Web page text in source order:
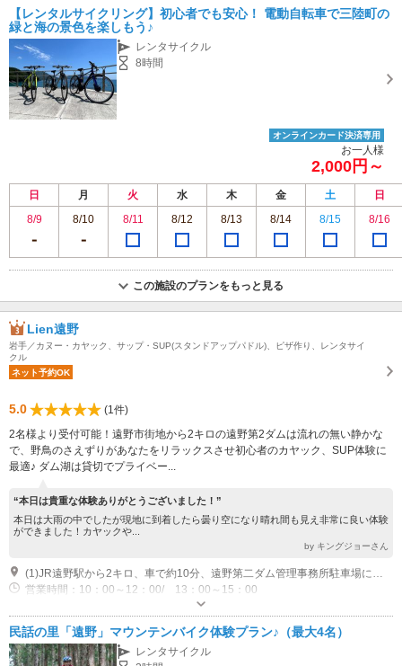
【レンタルサイクリング】初心者でも安心！ 電動自転車で三陸町の
緑と海の景色を楽しもう♪
レンタサイクル
8時間
オンラインカード決済専用
お一人様
2,000円～
日 月 火 水 木 金 土
日
8/9
8/10 8/11 8/12 8/13 8/14 8/15 8/16
この施設のプランをもっと見る
Lien遠野
岩手／カヌー・カヤック、サップ・SUP(スタンドアップパドル)、ピザ作り、レンタサイ
クル
ネット予約OK
5.0
(1件)
2名様より受付可能！遠野市街地から2キロの遠野第2ダムは流れの無い静かな
で、野鳥のさえずりがあなたをリラックスさせ初心者のカヤック、SUP体験に
最適♪ ダム湖は貸切でプライベー...
“本日は貴重な体験ありがとうございました！”
本日は大雨の中でしたが現地に到着したら曇り空になり晴れ間も見え非常に良い体験
ができました！カヤックや...
by キングジョーさん
(1)JR遠野駅から2キロ、車で約10分、遠野第二ダム管理事務所駐車場に現地集合。
営業時間：10：00～12：00/ 13：00～15：00
民話の里「遠野」マウンテンバイク体験プラン♪（最大4名）
レンタサイクル